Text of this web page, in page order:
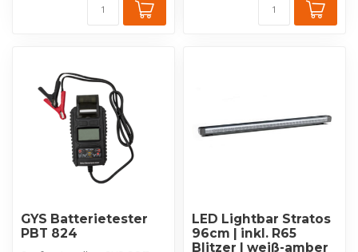
GYS Batterietester
PBT 824
LED Lightbar Stratos
96cm | inkl. R65
Blitzer | weiß-amber